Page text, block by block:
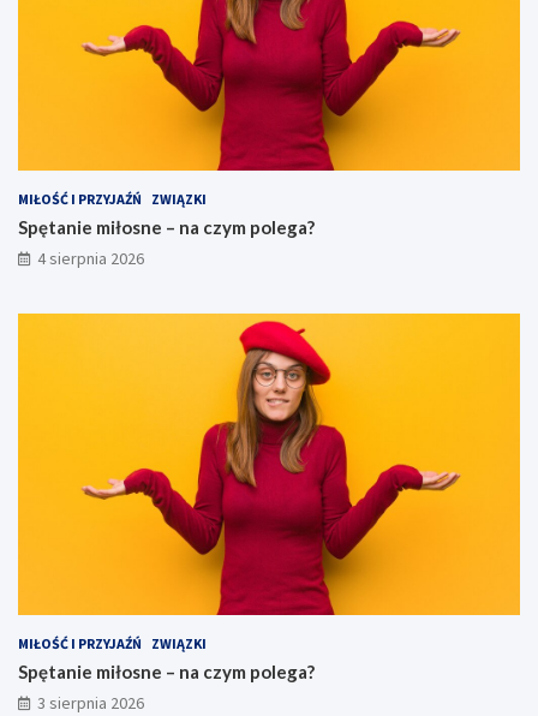
MIŁOŚĆ I PRZYJAŹŃ ZWIĄZKI
Spętanie miłosne – na czym polega?
4 sierpnia 2026
MIŁOŚĆ I PRZYJAŹŃ ZWIĄZKI
Spętanie miłosne – na czym polega?
3 sierpnia 2026